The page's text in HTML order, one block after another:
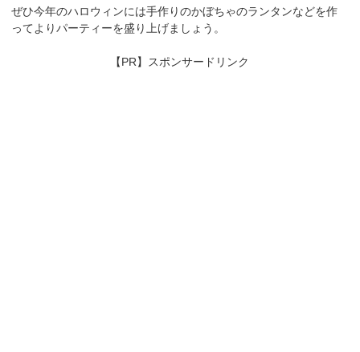
ぜひ今年のハロウィンには手作りのかぼちゃのランタンなどを作
ってよりパーティーを盛り上げましょう。
【PR】スポンサードリンク